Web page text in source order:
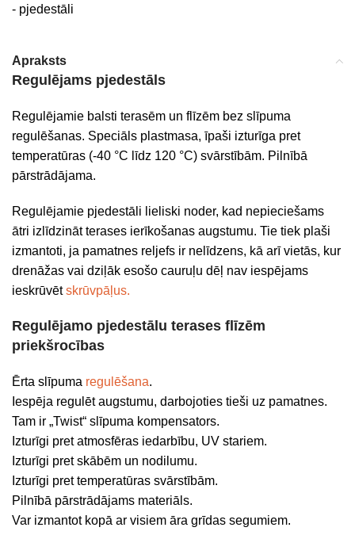
- pjedestāli
Apraksts
Regulējams pjedestāls
Regulējamie balsti terasēm un flīzēm bez slīpuma
regulēšanas. Speciāls plastmasa, īpaši izturīga pret
temperatūras (-40 °C līdz 120 °C) svārstībām. Pilnībā
pārstrādājama.
Regulējamie pjedestāli lieliski noder, kad nepieciešams
ātri izlīdzināt terases ierīkošanas augstumu. Tie tiek plaši
izmantoti, ja pamatnes reljefs ir nelīdzens, kā arī vietās, kur
drenāžas vai dziļāk esošo cauruļu dēļ nav iespējams
ieskrūvētskrūvpāļus.
Regulējamo pjedestālu terases flīzēm
priekšrocības
Ērta slīpuma regulēšana.
Iespēja regulēt augstumu, darbojoties tieši uz pamatnes.
Tam ir „Twist“ slīpuma kompensators.
Izturīgi pret atmosfēras iedarbību, UV stariem.
Izturīgi pret skābēm un nodilumu.
Izturīgi pret temperatūras svārstībām.
Pilnībā pārstrādājams materiāls.
Var izmantot kopā ar visiem āra grīdas segumiem.